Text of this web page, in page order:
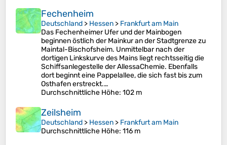
Fechenheim
Deutschland > Hessen > Frankfurt am Main
Das Fechenheimer Ufer und der Mainbogen
beginnen östlich der Mainkur an der Stadtgrenze zu
Maintal-Bischofsheim. Unmittelbar nach der
dortigen Linkskurve des Mains liegt rechtsseitig die
Schiffsanlegestelle der AllessaChemie. Ebenfalls
dort beginnt eine Pappelallee, die sich fast bis zum
Osthafen erstreckt.…
Durchschnittliche Höhe: 102 m
Zeilsheim
Deutschland > Hessen > Frankfurt am Main
Durchschnittliche Höhe: 116 m